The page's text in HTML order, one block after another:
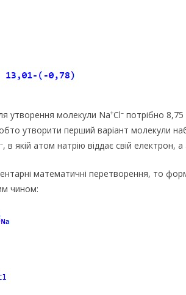
утворення молекули Na+Cl– потрібно
утворити перший варіант молекули
–, в якій атом натрію віддає свій електрон,
математичні перетворення, то
чином: